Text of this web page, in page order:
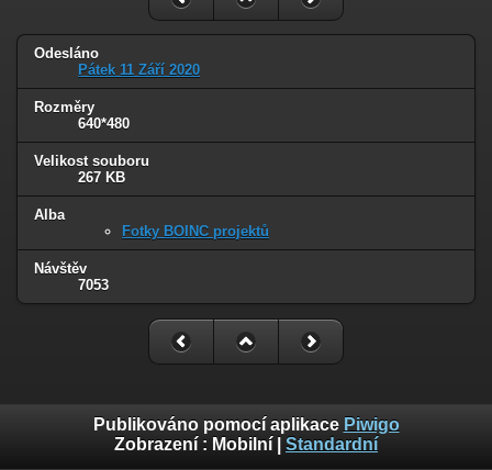
Odesláno
Pátek 11 Září 2020
Rozměry
640*480
Velikost souboru
267 KB
Alba
Fotky BOINC projektů
Návštěv
7053
Publikováno pomocí aplikace Piwigo
Zobrazení : Mobilní Standardní